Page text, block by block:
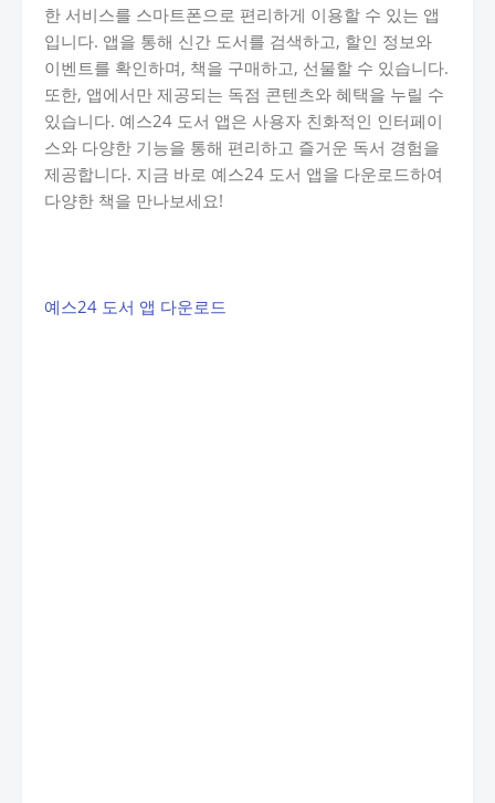
한 서비스를 스마트폰으로 편리하게 이용할 수 있는 앱
입니다. 앱을 통해 신간 도서를 검색하고, 할인 정보와
이벤트를 확인하며, 책을 구매하고, 선물할 수 있습니다.
또한, 앱에서만 제공되는 독점 콘텐츠와 혜택을 누릴 수
있습니다. 예스24 도서 앱은 사용자 친화적인 인터페이
스와 다양한 기능을 통해 편리하고 즐거운 독서 경험을
제공합니다. 지금 바로 예스24 도서 앱을 다운로드하여
다양한 책을 만나보세요!
예스24 도서 앱 다운로드